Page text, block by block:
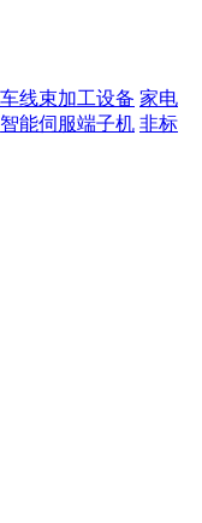
线束加工设备 家电
智能伺服端子机 非标